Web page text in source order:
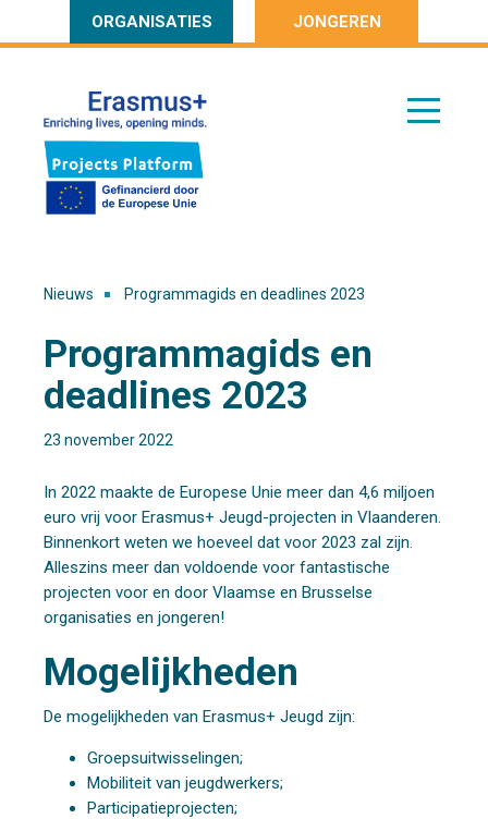
ORGANISATIES JONGEREN
Nieuws Programmagids en deadlines 2023
Programmagids en
deadlines 2023
23 november 2022
In 2022 maakte de Europese Unie meer dan 4,6 miljoen
euro vrij voor Erasmus+ Jeugd-projecten in Vlaanderen.
Binnenkort weten we hoeveel dat voor 2023 zal zijn.
Alleszins meer dan voldoende voor fantastische
projecten voor en door Vlaamse en Brusselse
organisaties en jongeren!
Mogelijkheden
De mogelijkheden van Erasmus+ Jeugd zijn:
Groepsuitwisselingen;
Mobiliteit van jeugdwerkers;
Participatieprojecten;